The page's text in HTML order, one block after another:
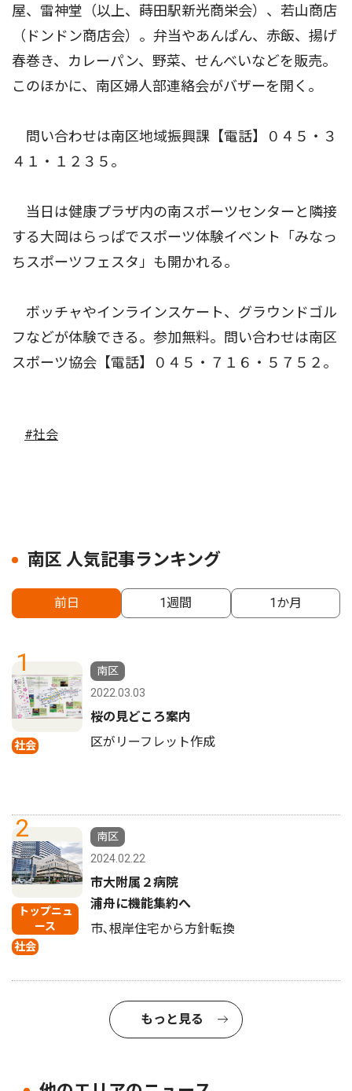
屋、雷神堂（以上、蒔田駅新光商栄会）、若山商店
（ドンドン商店会）。弁当やあんぱん、赤飯、揚げ
春巻き、カレーパン、野菜、せんべいなどを販売。
このほかに、南区婦人部連絡会がバザーを開く。
問い合わせは南区地域振興課【電話】０４５・３
４１・１２３５。
当日は健康プラザ内の南スポーツセンターと隣接
する大岡はらっぱでスポーツ体験イベント「みなっ
ちスポーツフェスタ」も開かれる。
ボッチャやインラインスケート、グラウンドゴル
フなどが体験できる。参加無料。問い合わせは南区
スポーツ協会【電話】０４５・７１６・５７５２。
#社会
南区 人気記事ランキング
前日 1週間 1か月
1
社会
南区
2022.03.03
桜の見どころ案内
区がリーフレット作成
2
トップニュ
ース
社会
南区
2024.02.22
市大附属２病院
浦舟に機能集約へ
市､根岸住宅から方針転換
もっと見る